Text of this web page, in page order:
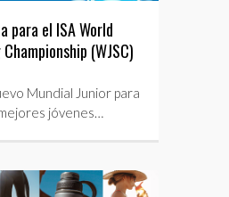
para el ISA World
(WJSC)
Mundial Junior para
jóvenes…